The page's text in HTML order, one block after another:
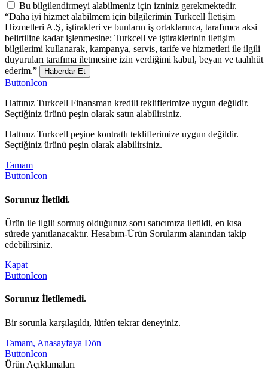
Bu bilgilendirmeyi alabilmeniz için izniniz gerekmektedir.
“Daha iyi hizmet alabilmem için bilgilerimin Turkcell İletişim
Hizmetleri A.Ş, iştirakleri ve bunların iş ortaklarınca, tarafımca aksi
belirtiline kadar işlenmesine; Turkcell ve iştiraklerinin iletişim
bilgilerimi kullanarak, kampanya, servis, tarife ve hizmetleri ile ilgili
duyuruları tarafıma iletmesine izin verdiğimi kabul, beyan ve taahhüt
ederim.”
Haberdar Et
ButtonIcon
Hattınız Turkcell Finansman kredili tekliflerimize uygun değildir.
Seçtiğiniz ürünü peşin olarak satın alabilirsiniz.
Hattınız Turkcell peşine kontratlı tekliflerimize uygun değildir.
Seçtiğiniz ürünü peşin olarak alabilirsiniz.
Tamam
ButtonIcon
Sorunuz İletildi.
Ürün ile ilgili sormuş olduğunuz soru satıcımıza iletildi, en kısa
sürede yanıtlanacaktır. Hesabım-Ürün Sorularım alanından takip
edebilirsiniz.
Kapat
ButtonIcon
Sorunuz İletilemedi.
Bir sorunla karşılaşıldı, lütfen tekrar deneyiniz.
Tamam, Anasayfaya Dön
ButtonIcon
Ürün Açıklamaları